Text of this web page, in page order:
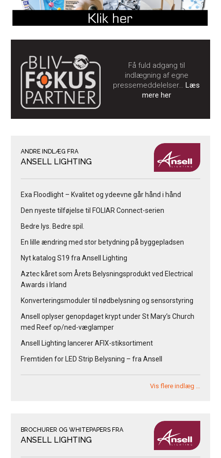
Få fuld adgang til
indlægning af egne
pressemeddelelser…Læs
mere her
ANDRE INDLÆG FRA
ANSELL LIGHTING
Exa Floodlight – Kvalitet og ydeevne går hånd i hånd
Den nyeste tilføjelse til FOLIAR Connect-serien
Bedre lys. Bedre spil.
En lille ændring med stor betydning på byggepladsen
Nyt katalog S19 fra Ansell Lighting
Aztec kåret som Årets Belysningsprodukt ved Electrical
Awards i Irland
Konverteringsmoduler til nødbelysning og sensorstyring
Ansell oplyser genopdaget krypt under St Mary’s Church
med Reef op/ned-væglamper
Ansell Lighting lancerer AFIX-stiksortiment
Fremtiden for LED Strip Belysning – fra Ansell
Vis flere indlæg …
BROCHURER OG WHITEPAPERS FRA
ANSELL LIGHTING